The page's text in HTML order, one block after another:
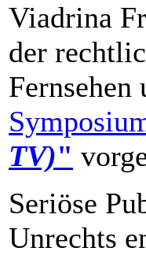
Viadrina
der
Fernsehen
TV)"
Seriöse
Unrechts